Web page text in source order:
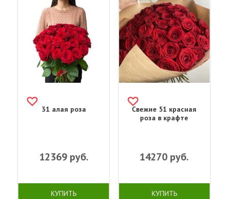
31 алая роза
12369руб.
КУПИТЬ
Свежие 51 красная
роза в крафте
14270 руб.
КУПИТЬ